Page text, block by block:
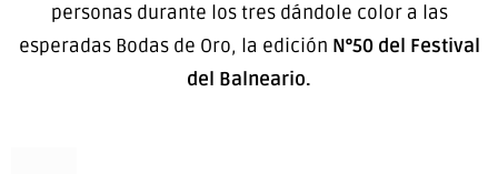
personas durante los tres dándole color a las
esperadas Bodas de Oro, la edición N°50 del Festival
del Balneario.